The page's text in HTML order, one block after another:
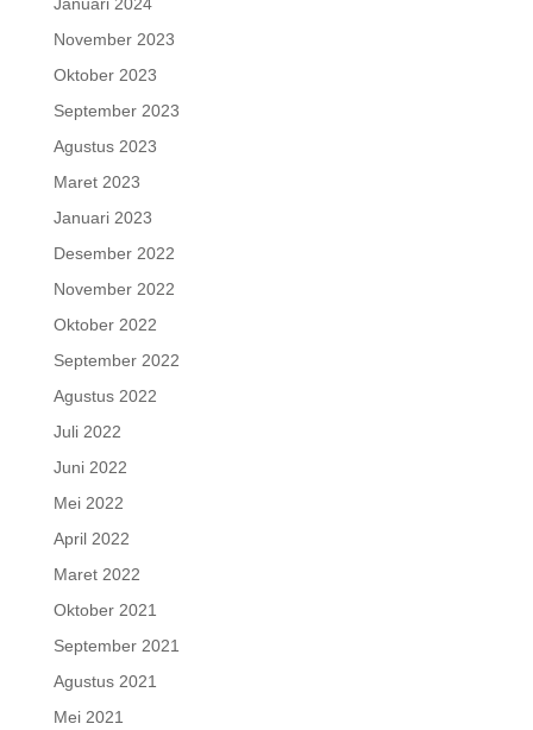
November 2023
Oktober 2023
September 2023
Agustus 2023
Maret 2023
Januari 2023
Desember 2022
November 2022
Oktober 2022
September 2022
Agustus 2022
Juli 2022
Juni 2022
Mei 2022
April 2022
Maret 2022
Oktober 2021
September 2021
Agustus 2021
Mei 2021